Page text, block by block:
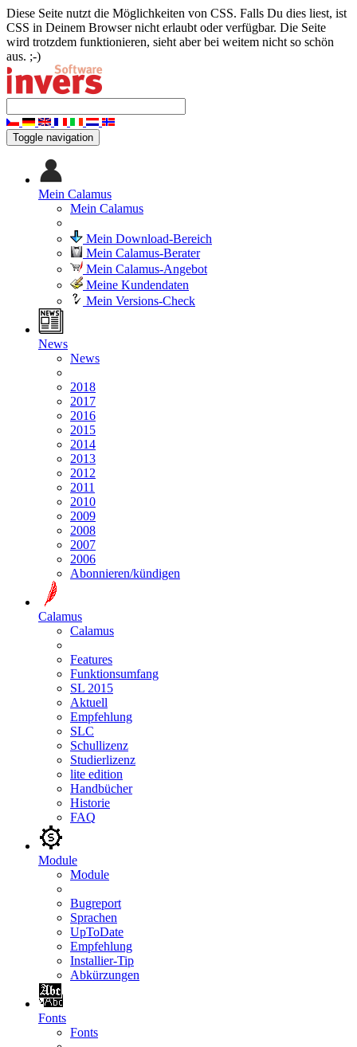
Diese Seite nutzt die Möglichkeiten von CSS. Falls Du dies liest, ist
CSS in Deinem Browser nicht erlaubt oder verfügbar. Die Seite
wird trotzdem funktionieren, sieht aber bei weitem nicht so schön
aus. ;-)
Toggle navigation
Mein Calamus
Mein Calamus
Mein Download-Bereich
Mein Calamus-Berater
Mein Calamus-Angebot
Meine Kundendaten
Mein Versions-Check
News
News
2018
2017
2016
2015
2014
2013
2012
2011
2010
2009
2008
2007
2006
Abonnieren/kündigen
Calamus
Calamus
Features
Funktionsumfang
SL 2015
Aktuell
Empfehlung
SLC
Schullizenz
Studierlizenz
lite edition
Handbücher
Historie
FAQ
Module
Module
Bugreport
Sprachen
UpToDate
Empfehlung
Installier-Tip
Abkürzungen
Fonts
Fonts